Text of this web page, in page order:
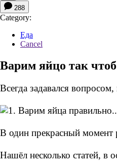
288
Category:
Еда
Cancel
Варим яйцо так
Всегда задавался
В один прекрасный момент
Нашёл несколько статей, в